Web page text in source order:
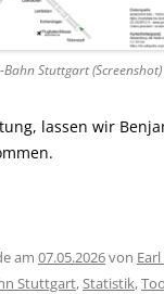
Stuttgart (Screenshot)
lassen wir
am 07.05.2026von
Stuttgart,Statistik,